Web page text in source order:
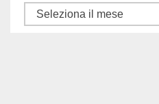
Tutti